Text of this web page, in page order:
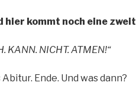
hier kommt noch eine
KANN. NICHT. ATMEN!“
Abitur. Ende. Und was dann?